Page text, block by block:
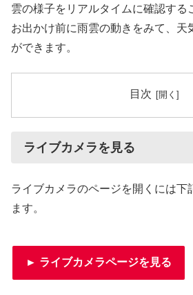
雲の様子をリアルタイムに確認する
お出かけ前に雨雲の動きをみて、天
ができます。
目次
ライブカメラを見る
ライブカメラのページを開くには下
ます。
► ライブカメラページを見る